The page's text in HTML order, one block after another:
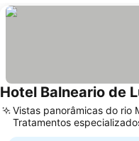
Hotel Balneario de
Vistas panorâmicas do rio
Tratamentos
balneário